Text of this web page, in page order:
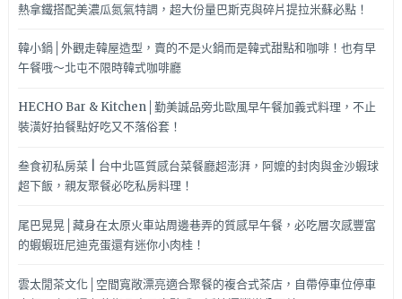
熱拿鐵搭配美濃瓜氮氣特調，超大份量巴斯克與碎片提拉米蘇必點！
韓小鍋│外觀走韓屋造型，賣的不是火鍋而是韓式甜點和咖啡！也有早
午餐哦～北屯不限時韓式咖啡廳
HECHO Bar & Kitchen│勤美誠品旁北歐風早午餐加義式料理，不止
裝潢好拍餐點好吃又不落俗套！
叁食初私房菜 | 台中北區質感台菜餐廳超澎湃，阿嬤的封肉與金沙蝦球
超下飯，親友聚餐必吃私房料理！
尾巴晃晃│藏身在太原火車站周邊巷弄的質感早午餐，必吃層次感豐富
的蝦蝦班尼迪克蛋還有迷你小肉桂！
雲太閒茶文化│空間寬敞漂亮適合聚餐的複合式茶店，自帶停車位停車